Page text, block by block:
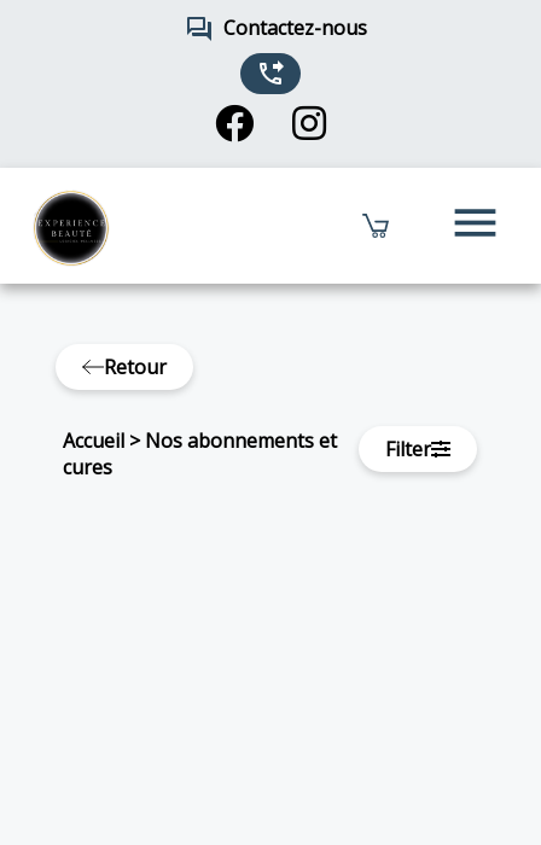
forum Contactez-nous
phone_forwarded
menu
Retour
Accueil >Nos abonnements et
cures
Filter